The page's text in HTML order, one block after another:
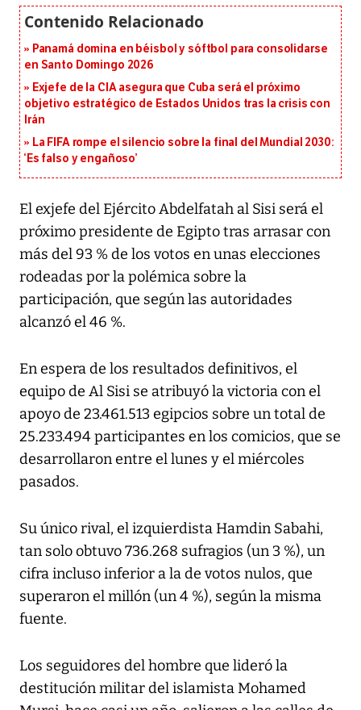
Panamá domina en béisbol y sóftbol para consolidarse
en Santo Domingo 2026
Exjefe de la CIA asegura que Cuba será el próximo
objetivo estratégico de Estados Unidos tras la crisis con
Irán
La FIFA rompe el silencio sobre la final del Mundial 2030:
‘Es falso y engañoso’
El exjefe del Ejército Abdelfatah al Sisi será el
próximo presidente de Egipto tras arrasar con
más del 93 % de los votos en unas elecciones
rodeadas por la polémica sobre la
participación, que según las autoridades
alcanzó el 46 %.
En espera de los resultados definitivos, el
equipo de Al Sisi se atribuyó la victoria con el
apoyo de 23.461.513 egipcios sobre un total de
25.233.494 participantes en los comicios, que se
desarrollaron entre el lunes y el miércoles
pasados.
Su único rival, el izquierdista Hamdin Sabahi,
tan solo obtuvo 736.268 sufragios (un 3 %), un
cifra incluso inferior a la de votos nulos, que
superaron el millón (un 4 %), según la misma
fuente.
Los seguidores del hombre que lideró la
destitución militar del islamista Mohamed